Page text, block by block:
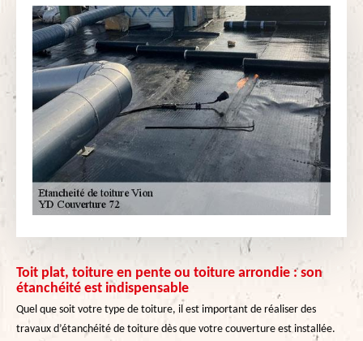
Toit plat, toiture en pente ou toiture arrondie : son
étanchéité est indispensable
Quel que soit votre type de toiture, il est important de réaliser des
travaux d’étanchéité de toiture dès que votre couverture est installée.